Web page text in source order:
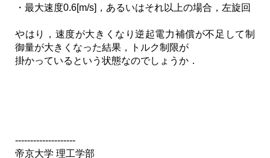
・最大速度0.6[m/s]，あるいはそれ以上の場合，左旋回
やはり，速度が大きくなり逆起電力補償が不足して制
御量が大きくなった結果，トルク制限が
掛かっているという状態なのでしょうか．
--------------------
帝京大学 理工学部